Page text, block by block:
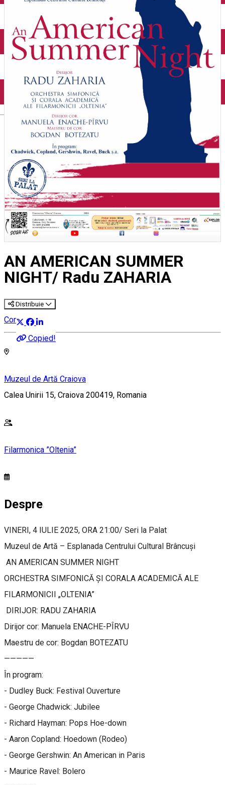
English
Taxi
Încărcare vehicule electrice
AN AMERICAN SUMMER
NIGHT/ Radu ZAHARIA
Distribuie
Copied!
Concert
Muzeul de Artă Craiova
Calea Unirii 15, Craiova 200419, Romania
Filarmonica ”Oltenia”
Despre
VINERI, 4 IULIE 2025, ORA 21:00/ Seri la Palat
Muzeul de Artă – Esplanada Centrului Cultural Brâncuși
AN AMERICAN SUMMER NIGHT
ORCHESTRA SIMFONICĂ ȘI CORALA ACADEMICĂ ALE
FILARMONICII „OLTENIA”
DIRIJOR: RADU ZAHARIA
Dirijor cor: Manuela ENACHE-PÎRVU
Maestru de cor: Bogdan BOTEZATU
—————
În program:
- Dudley Buck: Festival Ouverture
- George Chadwick: Jubilee
- Richard Hayman: Pops Hoe-down
- Aaron Copland: Hoedown (Rodeo)
- George Gershwin: An American in Paris
- Maurice Ravel: Bolero